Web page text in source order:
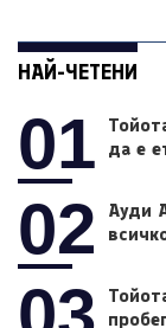
НАЙ-ЧЕТЕНИ
01
да е
02
Ауди